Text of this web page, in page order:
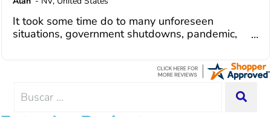
debt management unique to me and my
situation. Each person I have worked
hope. I look forward to better days for
possible because of J Miller, and I am
It took some time do to many unforeseen
situations, government shutdowns, pandemic,
Search